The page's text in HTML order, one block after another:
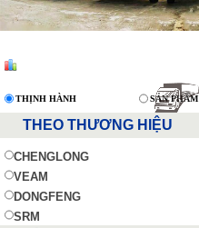
THỊNH HÀNH SẢN PHẨM
THEO THƯƠNG HIỆU
CHENGLONG
VEAM
DONGFENG
SRM